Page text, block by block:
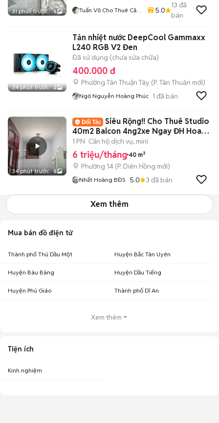
31 phút trước 5
Tuấn Võ Cho Thuê Căn
5.0
13 đã
bán
34 phút trước 2
Tản nhiệt nước DeepCool Gammaxx
L240 RGB V2 Đen
Đã sử dụng (chưa sửa chữa)
400.000 đ
Phường Tân Thuận Tây (P. Tân Thuận mới)
Ngô Nguyễn Hoàng Phúc 1 đã bán
34 phút trước 5
Siêu Rộng!! Cho Thuê Studio
40m2 Balcon 4ng2xe Ngay ĐH Hoa
Sen ĐH UEH
1 PN Căn hộ dịch vụ, mini
6 triệu/tháng 40 m²
Phường 14 (P. Diên Hồng mới)
Nhất Hoàng BĐS 5.0 3 đã bán
Xem thêm
Mua bán đồ điện tử
Thành phố Thủ Dầu Một Huyện Bắc Tân Uyên
Huyện Bàu Bàng Huyện Dầu Tiếng
Huyện Phú Giáo Thành phố Dĩ An
Xem thêm
Tiện ích
Kinh nghiệm